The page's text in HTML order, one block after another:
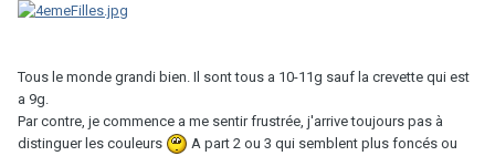
Tous le monde grandi bien. Il sont tous a 10-11g sauf la crevette qui est
a 9g.
Par contre, je commence a me sentir frustrée, j'arrive toujours pas à
distinguer les couleurs
A part 2 ou 3 qui semblent plus foncés ou